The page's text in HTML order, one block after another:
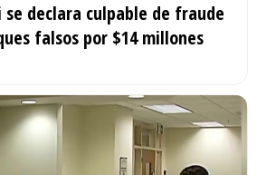
se declara culpable de fraude
falsos por $14 millones